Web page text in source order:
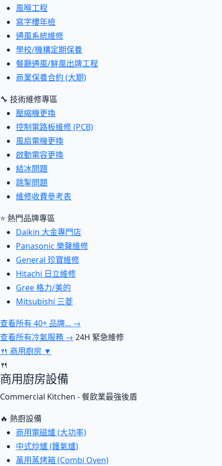
風喉工程
寫字樓年檢
通風系統維修
學校/機構定期保養
餐廳通風/鮮風出牌工程
商業保養合約 (大期)
🔧 技術維修專區
壓縮機更換
控制電路板維修 (PCB)
風扇電機更換
啟動電容更換
結冰問題
跳掣問題
維修收費參考表
⭐ 熱門品牌專區
Daikin 大金專門店
Panasonic 樂聲維修
General 珍寶維修
Hitachi 日立維修
Gree 格力/美的
Mitsubishi 三菱
查看所有 40+ 品牌... →
查看所有冷氣服務 → 24H 緊急維修
🍴 商用廚房 ▼
🍴
商用廚房設備
Commercial Kitchen - 餐飲業最強後盾
🔥 熱廚設備
商用電磁爐 (大功率)
中式炒爐 (鑊氣爐)
萬用蒸烤箱 (Combi Oven)